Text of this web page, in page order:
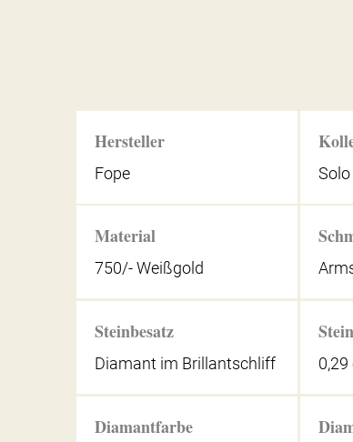
Hersteller
Fope Solo
Material
750/- Weißgold
Steinbesatz
Diamant im Brillantschliff 0,29
Diamantfarbe